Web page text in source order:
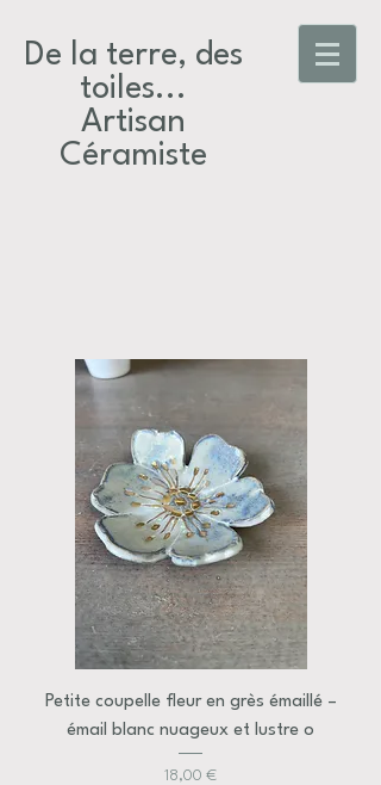
De la terre, des
toiles...​
Artisan
Céramiste
Petite coupelle fleur en grès émaillé –
émail blanc nuageux et lustre o
Prix
18,00 €